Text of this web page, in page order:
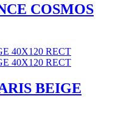
COSMOS
BEIGE